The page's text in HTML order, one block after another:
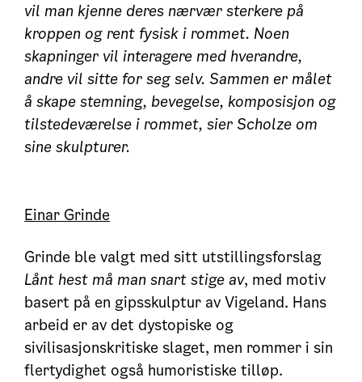
vil man kjenne deres nærvær sterkere på
kroppen og rent fysisk i rommet. Noen
skapninger vil interagere med hverandre,
andre vil sitte for seg selv. Sammen er målet
å skape stemning, bevegelse, komposisjon og
tilstedeværelse i rommet, sier Scholze om
sine skulpturer.
Einar Grinde
Grinde ble valgt med sitt utstillingsforslag
Lånt hest må man snart stige av, med motiv
basert på en gipsskulptur av Vigeland. Hans
arbeid er av det dystopiske og
sivilisasjonskritiske slaget, men rommer i sin
flertydighet også humoristiske tilløp.